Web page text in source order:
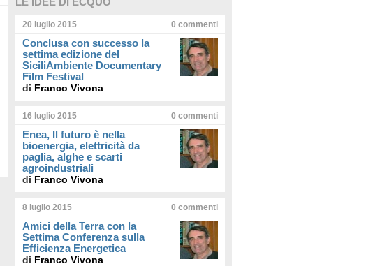
20 luglio 2015 0 commenti
Conclusa con successo la
settima edizione del
SiciliAmbiente Documentary
Film Festival
di Franco Vivona
16 luglio 2015 0 commenti
Enea, Il futuro è nella
bioenergia, elettricità da
paglia, alghe e scarti
agroindustriali
di Franco Vivona
8 luglio 2015 0 commenti
Amici della Terra con la
Settima Conferenza sulla
Efficienza Energetica
di Franco Vivona